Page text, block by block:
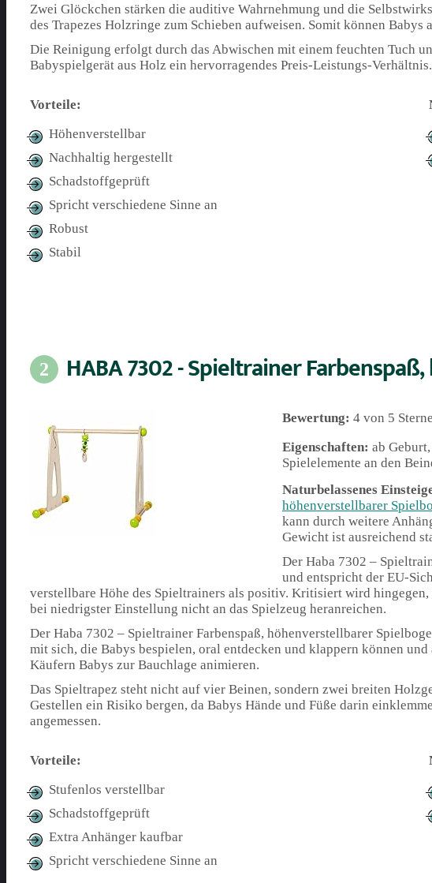
Zwei Glöckchen stärken die auditive Wahrnehmung und die
des Trapezes Holzringe zum Schieben aufweisen. Somit können Babys
Die Reinigung erfolgt durch das Abwischen mit einem feuchten Tuch
Babyspielgerät aus Holz ein hervorragendes Preis-Leistungs-Verhältnis.
Vorteile:
Höhenverstellbar
Nachhaltig hergestellt
Schadstoffgeprüft
Spricht verschiedene Sinne an
Robust
Stabil
2 HABA 7302 - Spieltrainer
Bewertung: 4 von 5
Eigenschaften: ab
Spielelemente an den
Naturbelassenes
höhenverstellbarer
kann durch weitere
Gewicht ist ausreichend
Der Haba 7302 –
und entspricht der EU-
verstellbare Höhe des Spieltrainers als positiv. Kritisiert wird
bei niedrigster Einstellung nicht an das Spielzeug heranreichen.
Der Haba 7302 – Spieltrainer Farbenspaß, höhenverstellbarer
mit sich, die Babys bespielen, oral entdecken und klappern können
Käufern Babys zur Bauchlage animieren.
Das Spieltrapez steht nicht auf vier Beinen, sondern zwei breiten
Gestellen ein Risiko bergen, da Babys Hände und Füße darin
angemessen.
Vorteile:
Stufenlos verstellbar
Schadstoffgeprüft
Extra Anhänger kaufbar
Spricht verschiedene Sinne an